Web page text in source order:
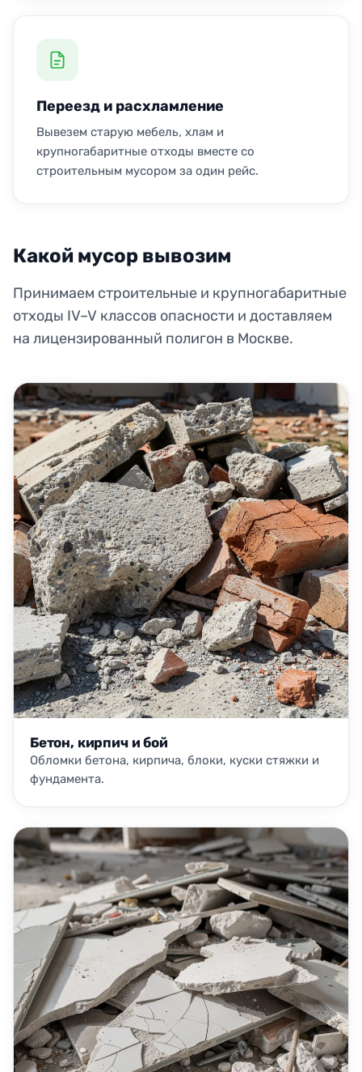
Переезд и расхламление
Вывезем старую мебель, хлам и
крупногабаритные отходы вместе со
строительным мусором за один рейс.
Какой мусор вывозим
Принимаем строительные и крупногабаритные
отходы IV–V классов опасности и доставляем
на лицензированный полигон в Москве.
Бетон, кирпич и бой
Обломки бетона, кирпича, блоки, куски стяжки и
фундамента.